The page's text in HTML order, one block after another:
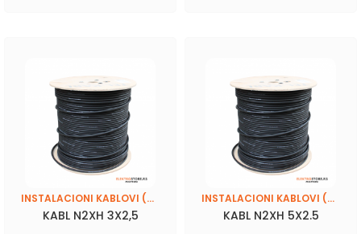
INSTALACIONI KABLOVI (PPY, N2XH, SKS 4X16)
KABL N2XH 3X2,5
INSTALACIONI KABLOVI (PPY, N2XH, SKS 4X16)
KABL N2XH 5X2.5